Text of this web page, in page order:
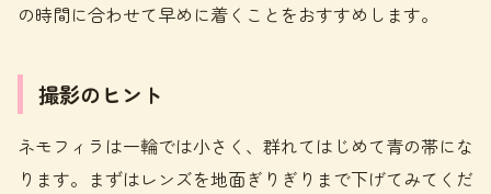
の時間に合わせて早めに着くことをおすすめします。
撮影のヒント
ネモフィラは一輪では小さく、群れてはじめて青の帯にな
ります。まずはレンズを地面ぎりぎりまで下げてみてくだ